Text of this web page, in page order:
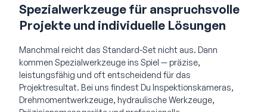
Spezialwerkzeuge für anspruchsvolle
Projekte und individuelle Lösungen
Manchmal reicht das Standard-Set nicht aus. Dann
kommen Spezialwerkzeuge ins Spiel — präzise,
leistungsfähig und oft entscheidend für das
Projektresultat. Bei uns findest Du Inspektionskameras,
Drehmomentwerkzeuge, hydraulische Werkzeuge,